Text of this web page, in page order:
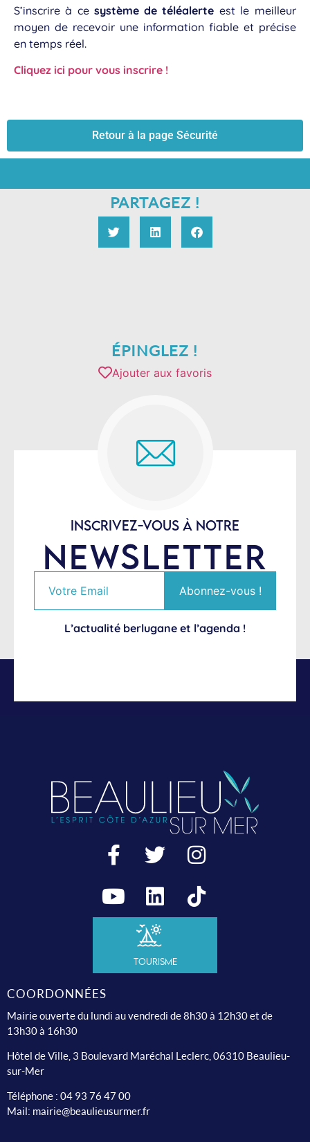
S’inscrire à ce système de téléalerte est le meilleur
moyen de recevoir une information fiable et précise
en temps réel.
Cliquez ici pour vous inscrire !
Retour à la page Sécurité
PARTAGEZ !
ÉPINGLEZ !
Ajouter aux favoris
INSCRIVEZ-VOUS À NOTRE
NEWSLETTER
L’actualité berlugane et l’agenda !
Tourisme
COORDONNÉES
Mairie ouverte du lundi au vendredi de 8h30 à 12h30 et de
13h30 à 16h30
Hôtel de Ville, 3 Boulevard Maréchal Leclerc, 06310 Beaulieu-
sur-Mer
Téléphone : 04 93 76 47 00
Mail: mairie@beaulieusurmer.fr